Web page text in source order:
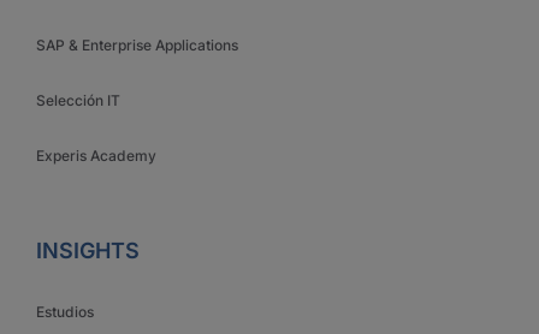
SAP & Enterprise Applications
Selección IT
Experis Academy
INSIGHTS
Estudios